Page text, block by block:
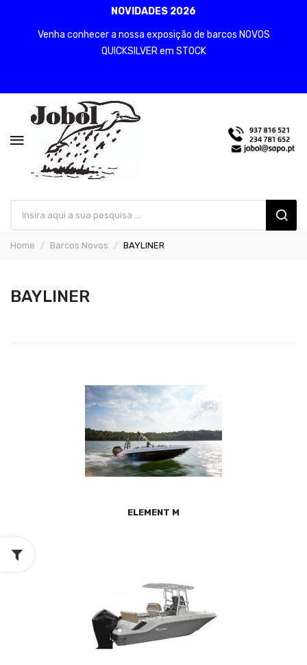
NOVIDADES 2026
Venha conhecer a nossa exposição de barcos NOVOS
QUICKSILVER em STOCK
Home Barcos Novos BAYLINER
BAYLINER
ELEMENT M